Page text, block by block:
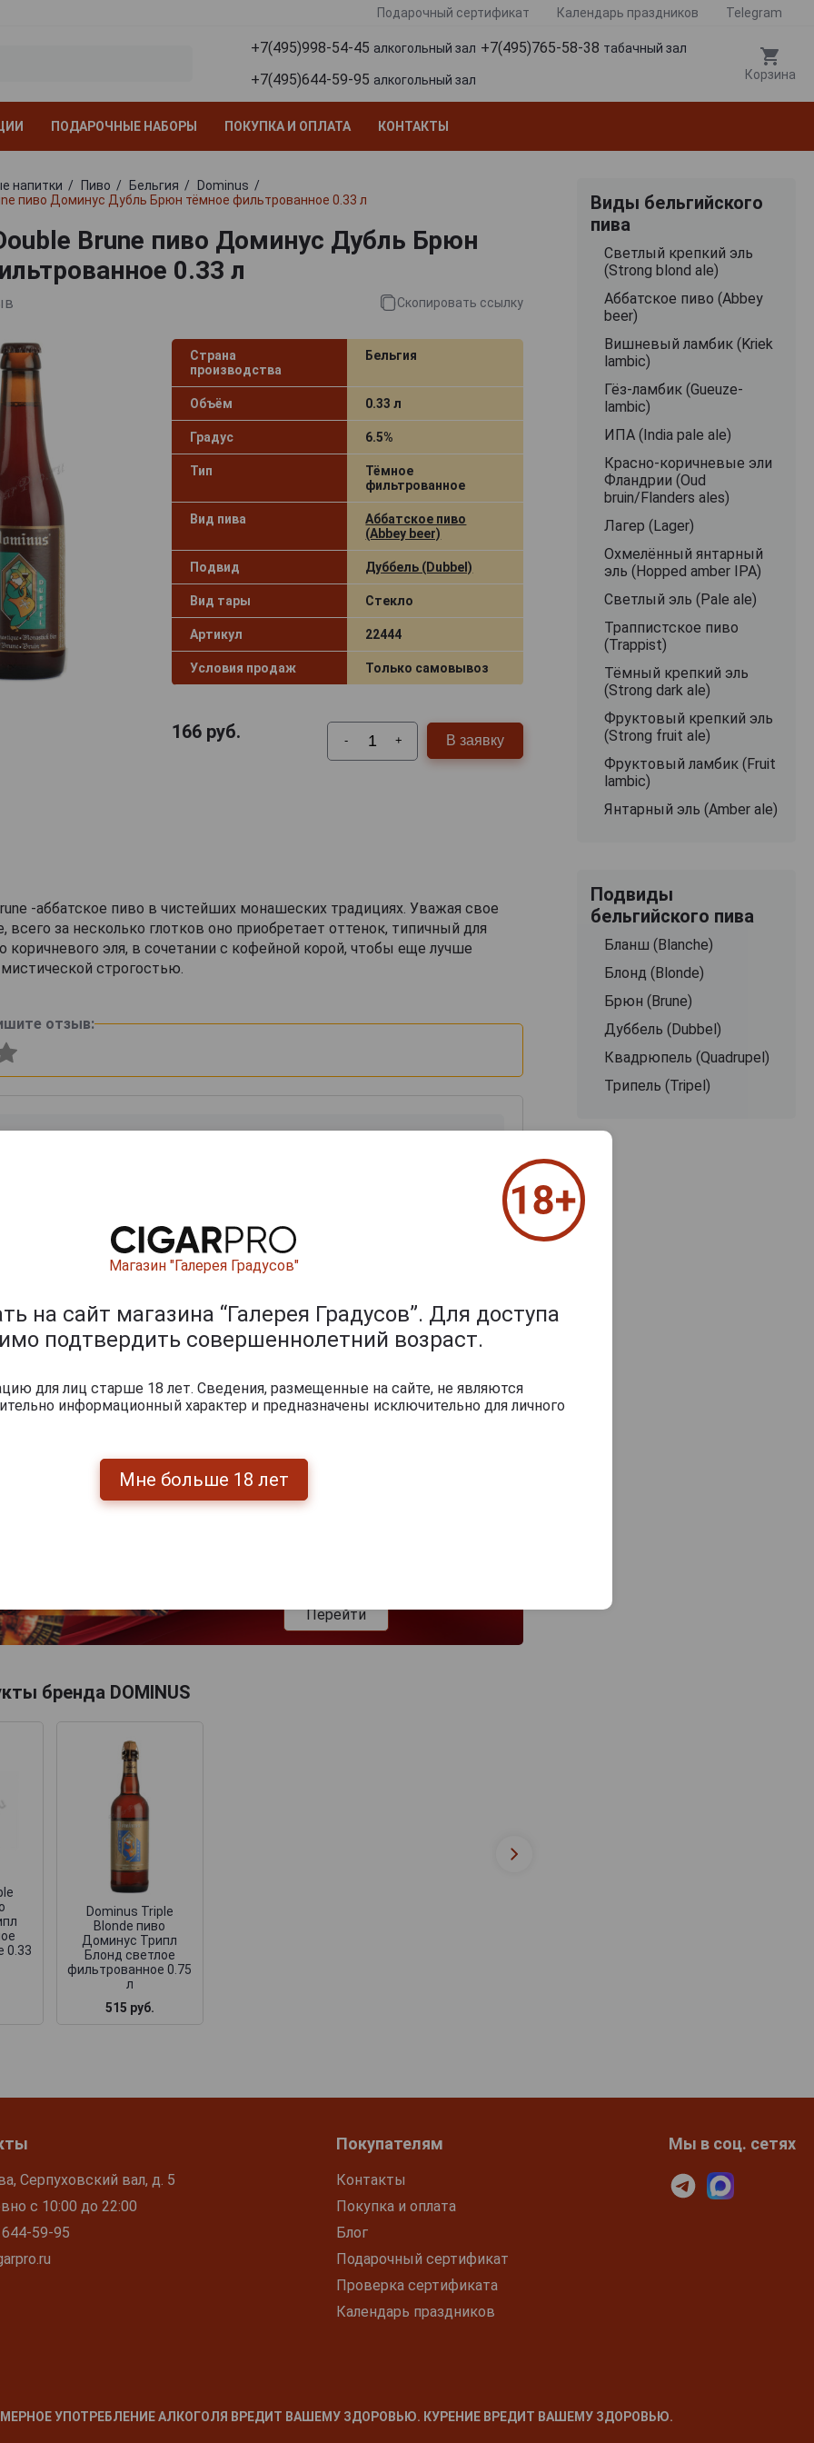
Подарочный сертификат Календарь праздников Telegram
+7(495)998-54-45 алкогольный зал +7(495)765-58-38 табачный зал
+7(495)644-59-95 алкогольный зал Корзина
ПОДАРОЧНЫЕ НАБОРЫ ПОКУПКА И ОПЛАТА КОНТАКТЫ
напитки Пиво Бельгия
Dominus
пиво Доминус Дубль Брюн тёмное фильтрованное 0.33 л
Brune пиво Доминус Дубль Брюн
0.33 л
Скопировать ссылку
Страна
производства
Бельгия
Объём 0.33 л
Градус 6.5%
Тип
Тёмное
фильтрованное
Вид пива
Аббатское пиво
(Abbey beer)
Подвид Дуббель (Dubbel)
Вид тары Стекло
Артикул 22444
Условия продаж Только самовывоз
166руб. - + В заявку
-аббатское пиво в чистейших монашеских традициях. Уважая свое
всего за несколько глотков оно приобретает оттенок, типичный для
коричневого эля, в сочетании с кофейной корой, чтобы еще лучше
строгостью.
отзыв:
Перейти
бренда DOMINUS
0.33
Dominus Triple
Blonde пиво
Доминус Трипл
Блонд светлое
фильтрованное 0.75
л
515 руб.
Виды бельгийского
пива
Cветлый крепкий эль
(Strong blond ale)
Аббатское пиво (Abbey
beer)
Вишневый ламбик (Kriek
lambic)
Гёз-ламбик (Gueuze-
lambic)
ИПА (India pale ale)
Красно-коричневые эли
Фландрии (Oud
bruin/Flanders ales)
Лагер (Lager)
Охмелённый янтарный
эль (Hopped amber IPA)
Светлый эль (Pale ale)
Траппистское пиво
(Trappist)
Тёмный крепкий эль
(Strong dark ale)
Фруктовый крепкий эль
(Strong fruit ale)
Фруктовый ламбик (Fruit
lambic)
Янтарный эль (Amber ale)
Подвиды
бельгийского пива
Бланш (Blanche)
Блонд (Blonde)
Брюн (Brune)
Дуббель (Dubbel)
Квадрюпель (Quadrupel)
Трипель (Tripel)
Серпуховский вал, д. 5
с 10:00 до 22:00
59-95
Покупателям
Контакты
Покупка и оплата
Блог
Подарочный сертификат
Проверка сертификата
Календарь праздников
Мы в соц. сетях
УПОТРЕБЛЕНИЕ АЛКОГОЛЯ ВРЕДИТ ВАШЕМУ ЗДОРОВЬЮ. КУРЕНИЕ ВРЕДИТ ВАШЕМУ ЗДОРОВЬЮ.
Магазин "Галерея Градусов"
на сайт магазина “Галерея Градусов”. Для доступа
подтвердить совершеннолетний возраст.
для лиц старше 18 лет. Сведения, размещенные на сайте, не являются
информационный характер и предназначены исключительно для личного
Мне больше 18 лет